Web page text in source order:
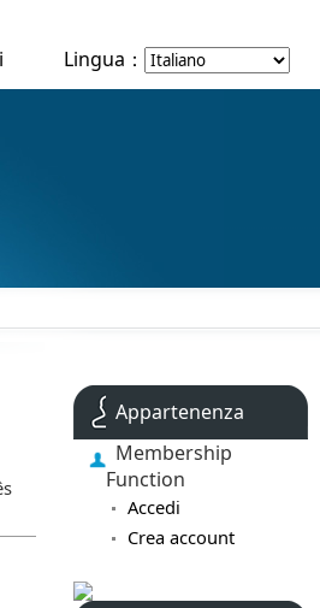
Lingua：
Appartenenza
Membership
Function
Accedi
Crea account